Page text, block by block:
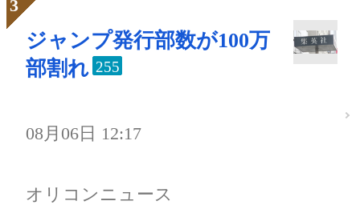
ジャンプ発行部数が100万
部割れ 255
08月06日 12:17
オリコンニュース